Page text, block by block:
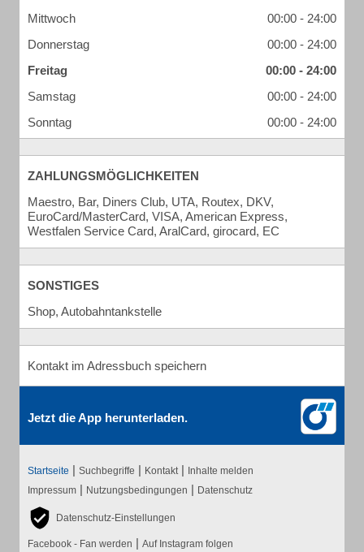
Mittwoch
00:00 - 24:00
Donnerstag
00:00 - 24:00
Freitag
00:00 - 24:00
Samstag
00:00 - 24:00
Sonntag
00:00 - 24:00
ZAHLUNGSMÖGLICHKEITEN
Maestro, Bar, Diners Club, UTA, Routex, DKV,
EuroCard/MasterCard, VISA, American Express,
Westfalen Service Card, AralCard, girocard, EC
SONSTIGES
Shop, Autobahntankstelle
Kontakt im Adressbuch speichern
Jetzt die App herunterladen.
Startseite | Suchbegriffe | Kontakt | Inhalte melden
Impressum | Nutzungsbedingungen | Datenschutz
Datenschutz-Einstellungen
Facebook - Fan werden | Auf Instagram folgen